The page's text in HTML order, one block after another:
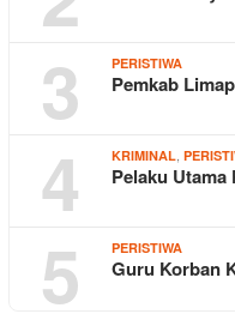
3 PERISTIWA
Pemkab
4 KRIMINAL
Pelaku
5 PERISTIWA
Guru Korban